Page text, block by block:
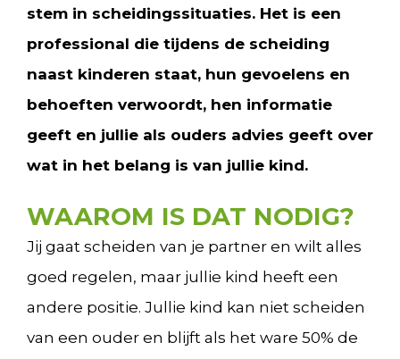
stem in scheidingssituaties. Het is een
professional die tijdens de scheiding
naast kinderen staat, hun gevoelens en
behoeften verwoordt, hen informatie
geeft en jullie als ouders advies geeft over
wat in het belang is van jullie kind.
WAAROM IS DAT NODIG?
Jij gaat scheiden van je partner en wilt alles
goed regelen, maar jullie kind heeft een
andere positie. Jullie kind kan niet scheiden
van een ouder en blijft als het ware 50% de